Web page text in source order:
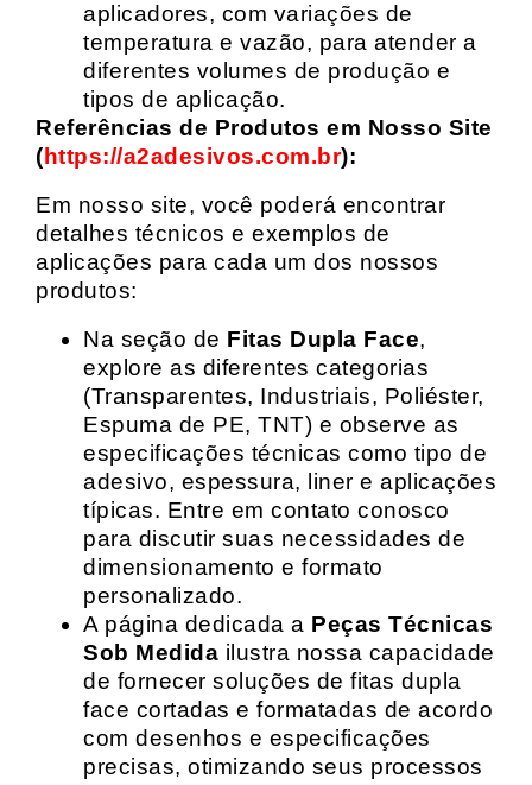
aplicadores, com variações de
temperatura e vazão, para atender a
diferentes volumes de produção e
tipos de aplicação.
Referências de Produtos em Nosso Site
(https://a2adesivos.com.br):
Em nosso site, você poderá encontrar
detalhes técnicos e exemplos de
aplicações para cada um dos nossos
produtos:
Na seção de Fitas Dupla Face,
explore as diferentes categorias
(Transparentes, Industriais, Poliéster,
Espuma de PE, TNT) e observe as
especificações técnicas como tipo de
adesivo, espessura, liner e aplicações
típicas. Entre em contato conosco
para discutir suas necessidades de
dimensionamento e formato
personalizado.
A página dedicada a Peças Técnicas
Sob Medida ilustra nossa capacidade
de fornecer soluções de fitas dupla
face cortadas e formatadas de acordo
com desenhos e especificações
precisas, otimizando seus processos